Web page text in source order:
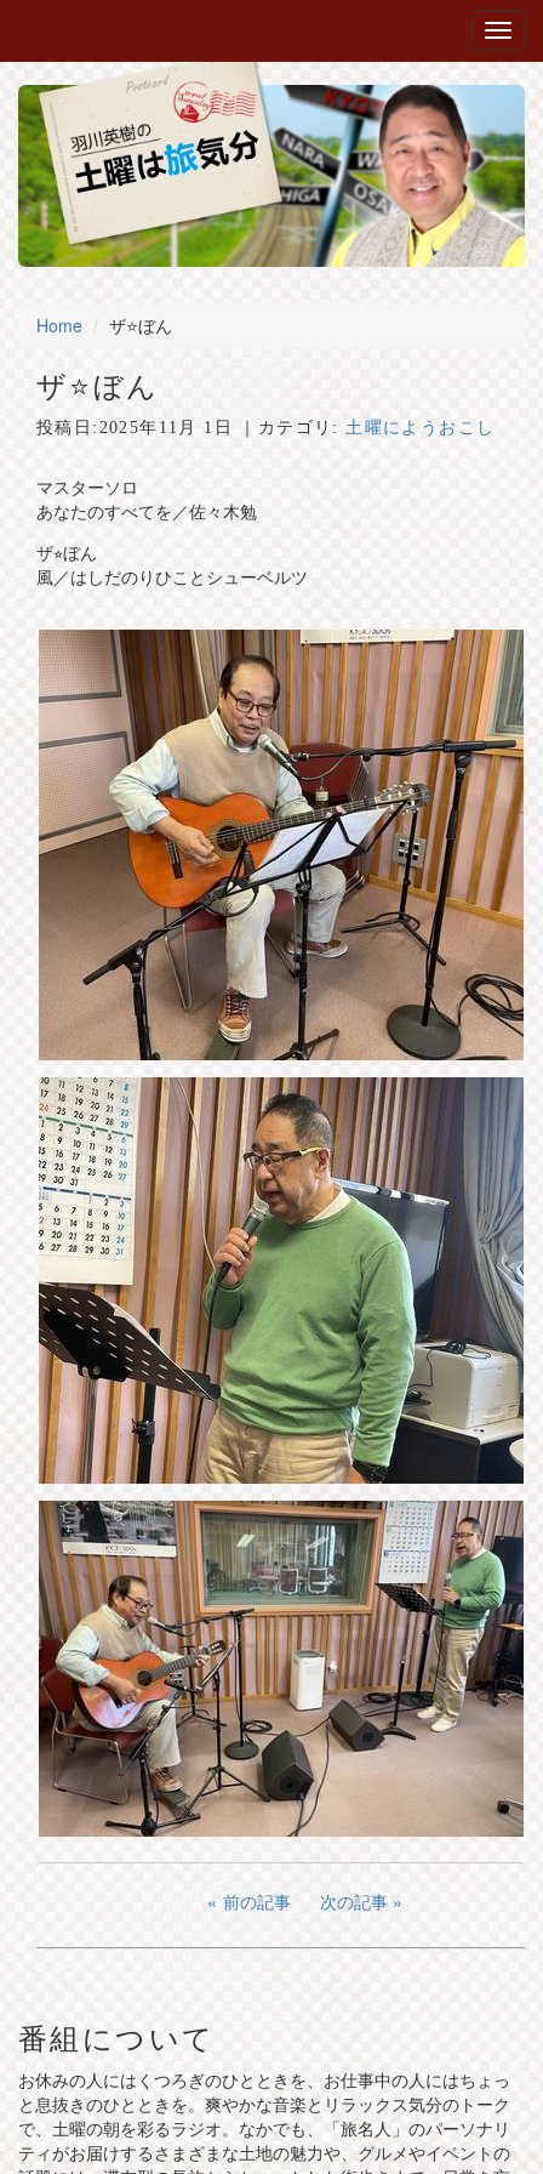
Home ザ⭐ぼん
ザ⭐ぼん
投稿日: 2025年11月 1日 ｜カテゴリ:土曜にようおこし
マスターソロ
あなたのすべてを／佐々木勉
ザ⭐︎ぼん
風／はしだのりひことシューベルツ
前の記事 次の記事
番組について
お休みの人にはくつろぎのひとときを、お仕事中の人にはちょっ
と息抜きのひとときを。爽やかな音楽とリラックス気分のトーク
で、土曜の朝を彩るラジオ。なかでも、「旅名人」のパーソナリ
ティがお届けするさまざまな土地の魅力や、グルメやイベントの